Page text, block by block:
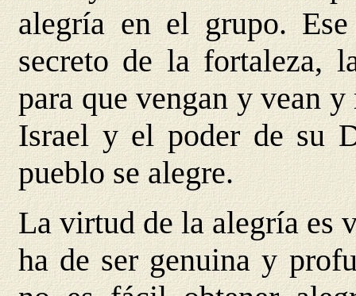
alegría en el grupo.
secreto de la fortaleza,
para que vengan y vean
Israel y el poder de su
pueblo se alegre.
La virtud de la alegría
ha de ser genuina y